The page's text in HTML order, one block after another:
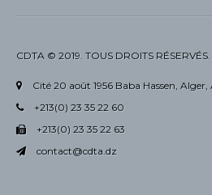
CDTA © 2019. TOUS DROITS RÉSERVÉS.
Cité 20 août 1956 Baba Hassen, Alger,
+213(0) 23 35 22 60
+213(0) 23 35 22 63
contact@cdta.dz